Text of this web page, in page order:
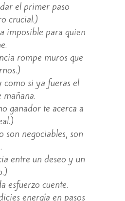
el primer paso
crucial.)
imposible para quien
rompe muros que
como si ya fueras el
mañana.
ganador te acerca a
son negociables, son
entre un deseo y un
esfuerzo cuente.
energía en pasos